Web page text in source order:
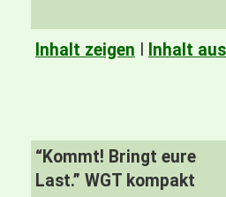
Inhalt zeigen
Inhalt
“Kommt! Bringt eure
Last.” WGT kompakt